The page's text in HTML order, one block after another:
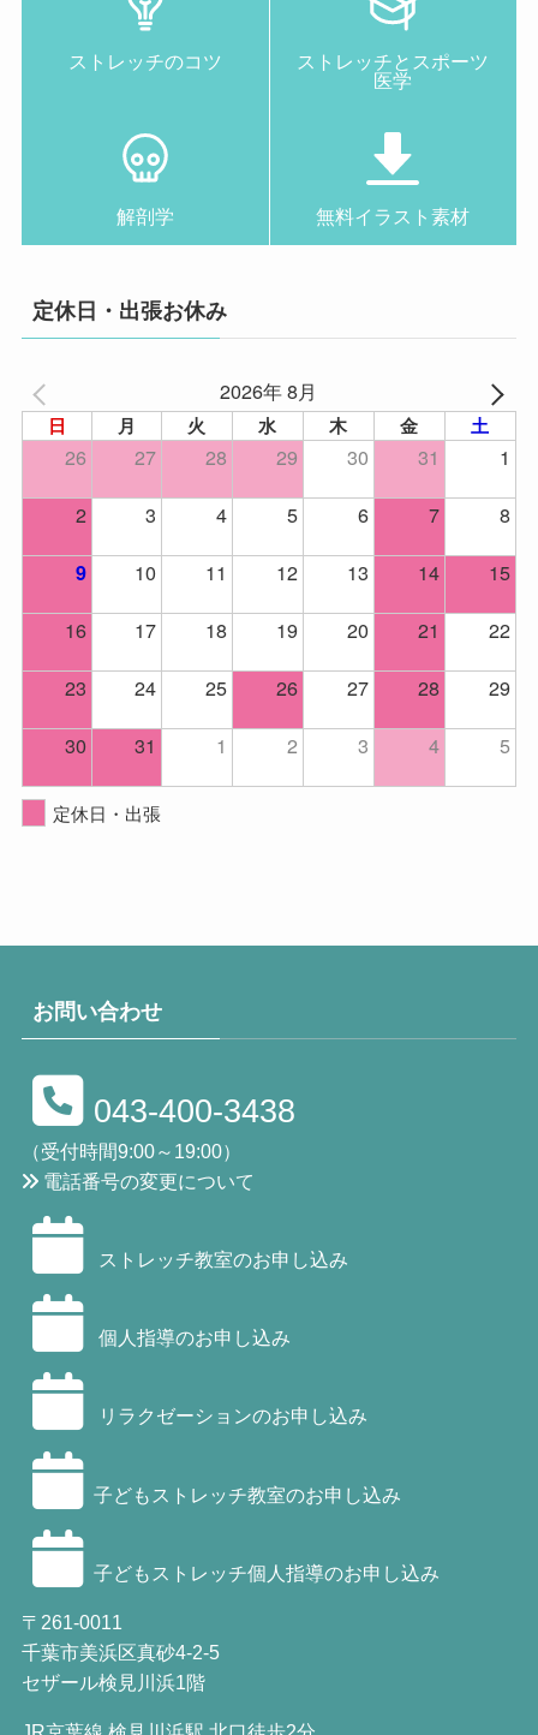
ストレッチのコツ
ストレッチとスポーツ
医学
解剖学 無料イラスト素材
定休日・出張お休み
2026年 8月
日 月 火 水 木 金 土
26 27 28 29 30 31
1
2
3 4 5 6 7 8
9 10 11 12 13 14
15
16
17 18 19 20 21
22
23
24 25 26 27 28
29
30
31 1 2 3 4 5
定休日・出張
お問い合わせ
043-400-3438
（受付時間9:00～19:00）
電話番号の変更について
ストレッチ教室のお申し込み
個人指導のお申し込み
リラクゼーションのお申し込み
子どもストレッチ教室のお申し込み
子どもストレッチ個人指導のお申し込み
〒261-0011
千葉市美浜区真砂4-2-5
セザール検見川浜1階